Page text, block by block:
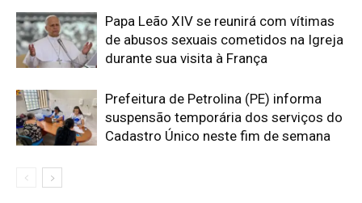
Papa Leão XIV se reunirá com vítimas
de abusos sexuais cometidos na Igreja
durante sua visita à França
Prefeitura de Petrolina (PE) informa
suspensão temporária dos serviços do
Cadastro Único neste fim de semana